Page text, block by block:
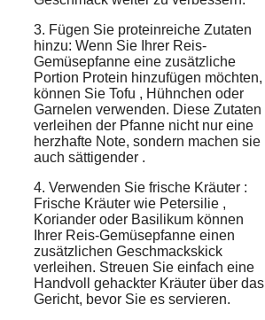
3. Fügen Sie proteinreiche Zutaten
hinzu: Wenn Sie Ihrer Reis-
Gemüsepfanne eine zusätzliche
Portion Protein hinzufügen möchten,
können Sie Tofu , Hühnchen oder
Garnelen verwenden. Diese Zutaten
verleihen der Pfanne nicht nur eine
herzhafte Note, sondern machen sie
auch sättigender .
4. Verwenden Sie frische Kräuter :
Frische Kräuter wie Petersilie ,
Koriander oder Basilikum können
Ihrer Reis-Gemüsepfanne einen
zusätzlichen Geschmackskick
verleihen. Streuen Sie einfach eine
Handvoll gehackter Kräuter über das
Gericht, bevor Sie es servieren.